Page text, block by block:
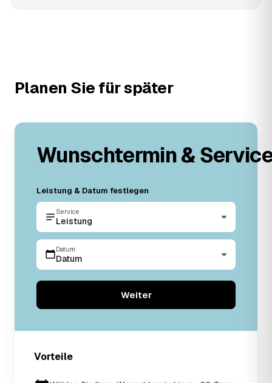
Planen Sie für später
Wunschtermin &
Leistung & Datum festlegen
Service
Leistung
Datum
Datum
Weiter
Vorteile